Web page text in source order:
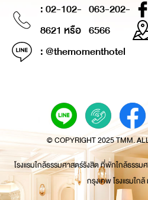
: 02-102-
8621 หรือ
063-202-
6566
: @themomenthotel
© COPYRIGHT 2025 TMM.
โรงแรมใกล้ธรรมศาสตร์รังสิต ที่พักใกล้ธรรม
กรุงเทพ โรงแรมใก